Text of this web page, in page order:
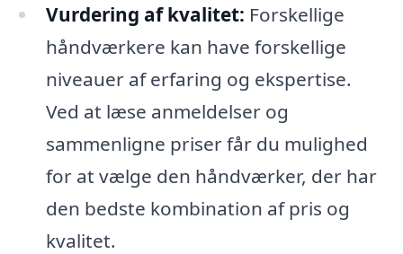
Vurdering af kvalitet: Forskellige
håndværkere kan have forskellige
niveauer af erfaring og ekspertise.
Ved at læse anmeldelser og
sammenligne priser får du mulighed
for at vælge den håndværker, der har
den bedste kombination af pris og
kvalitet.